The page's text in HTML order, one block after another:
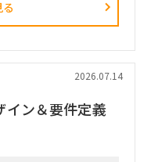
2026.07.14
イン＆要件定義